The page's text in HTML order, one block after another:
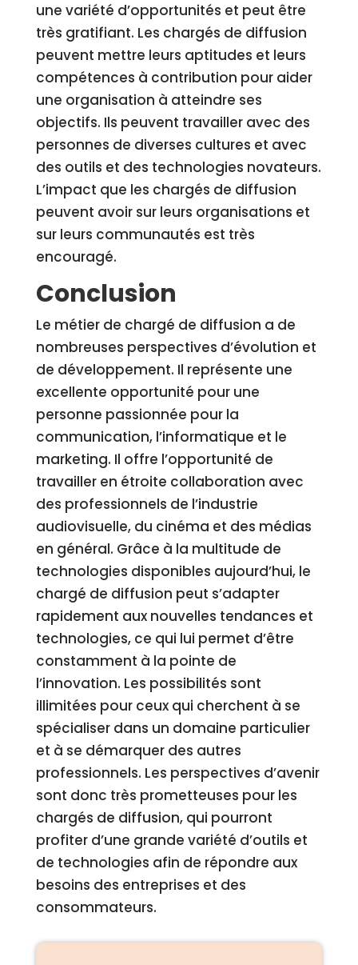
une variété d’opportunités et peut être
très gratifiant. Les chargés de diffusion
peuvent mettre leurs aptitudes et leurs
compétences à contribution pour aider
une organisation à atteindre ses
objectifs. Ils peuvent travailler avec des
personnes de diverses cultures et avec
des outils et des technologies novateurs.
L’impact que les chargés de diffusion
peuvent avoir sur leurs organisations et
sur leurs communautés est très
encouragé.
Conclusion
Le métier de chargé de diffusion a de
nombreuses perspectives d’évolution et
de développement. Il représente une
excellente opportunité pour une
personne passionnée pour la
communication, l’informatique et le
marketing. Il offre l’opportunité de
travailler en étroite collaboration avec
des professionnels de l’industrie
audiovisuelle, du cinéma et des médias
en général. Grâce à la multitude de
technologies disponibles aujourd’hui, le
chargé de diffusion peut s’adapter
rapidement aux nouvelles tendances et
technologies, ce qui lui permet d’être
constamment à la pointe de
l’innovation. Les possibilités sont
illimitées pour ceux qui cherchent à se
spécialiser dans un domaine particulier
et à se démarquer des autres
professionnels. Les perspectives d’avenir
sont donc très prometteuses pour les
chargés de diffusion, qui pourront
profiter d’une grande variété d’outils et
de technologies afin de répondre aux
besoins des entreprises et des
consommateurs.